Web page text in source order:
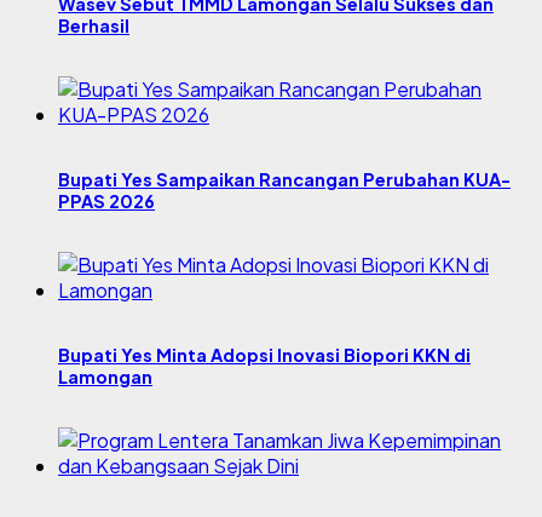
Berhasil
Bupati Yes Sampaikan Rancangan Perubahan KUA-
PPAS 2026
Bupati Yes Minta Adopsi Inovasi Biopori KKN di
Lamongan